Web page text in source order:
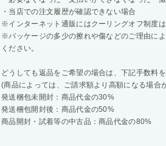
・当店での注文履歴が確認できない場合
※インターネット通販にはクーリングオフ制度は
※パッケージの多少の擦れや傷などのご理由に
ください。
どうしても返品をご希望の場合は、下記手数料
(商品によっては、ご請求額より高額になる場合
発送梱包未開封：商品代金の30%
発送梱包開封後：商品代金の50%
商品開封・試着等の中古品：商品代金の80%